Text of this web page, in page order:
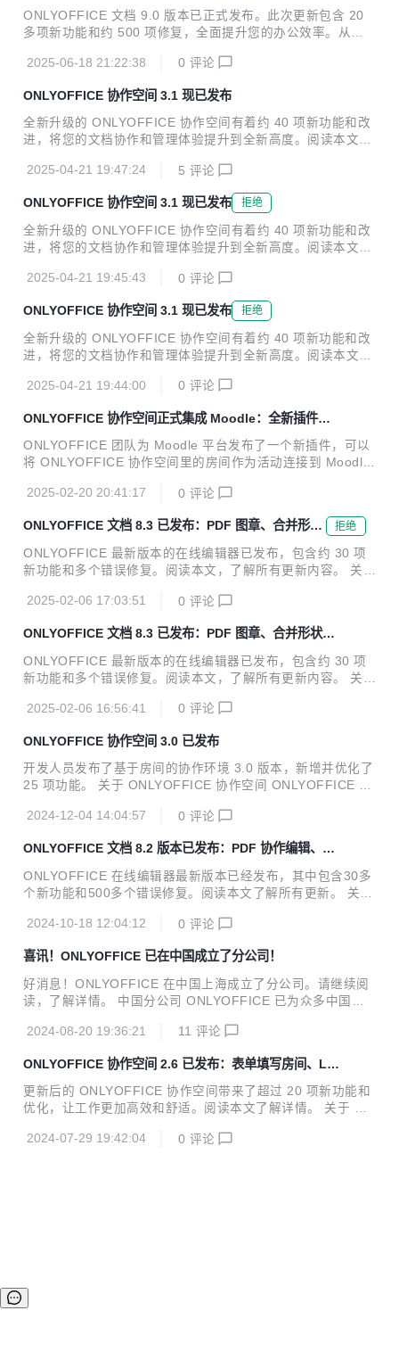
档、表格、幻灯片和 PDF 全新界面 在 9.0 版本中，您可以切
换到编辑器新添加的浅色和深色主题，使用全新主题界面。这
易用，提供现代直观的用户体验。 位置...
支持、AI 表格与宏等更新
ONLYOFFICE 文档 9.0 版本已正式发布。此次更新包含 20
多项新功能和约 500 项修复，全面提升您的办公效率。从全
发布将带来更加流畅的使用体验。阅读本文，了解详情。 关于
高级和安全的文档处理。坐拥全球超过 1500 万用户，ONLY
OFFICE 是在线办公领域的创新者。 ONLYOFFICE 办公套件
提供文本文档、电子表格、幻灯片、表单和 PDF 编辑器。ON
式化和样式工具，以...
2025-06-18 21:22:38 0 评论
ONLYOFFICE 协作空间 3.1 现已发布
全新升级的 ONLYOFFICE 协作空间有着约 40 项新功能和改
进，将您的文档协作和管理体验提升到全新高度。阅读本文，
个国际开源项目，专注于高级和安全的文档处理，可提供文本
文档、电子表格、幻灯片、表单和 PDF 编辑器。它高度兼容
微软 Office 格式，并提供数百种格式化和样式工具。目前 ON
LYOFFICE 有许多广受欢迎的插件，其中 AI 插件可支持连接
任意 AI 模型。 ONLYOFFICE 协作空间旨在提升办公文档和
承包商、赞助商等多方人员顺畅协作。该平...
2025-04-21 19:47:24 5 评论
ONLYOFFICE 协作空间 3.1 现已发布 拒绝
全新升级的 ONLYOFFICE 协作空间有着约 40 项新功能和改
进，将您的文档协作和管理体验提升到全新高度。阅读本文，
个国际开源项目，专注于高级和安全的文档处理，可提供文本
文档、电子表格、幻灯片、表单和 PDF 编辑器。它高度兼容
微软 Office 格式，并提供数百种格式化和样式工具。目前 ON
LYOFFICE 有许多广受欢迎的插件，其中 AI 插件可支持连接
任意 AI 模型。 ONLYOFFICE 协作空间旨在提升办公文档和
承包商、赞助商等多方人员顺畅协作。该平...
2025-04-21 19:45:43 0 评论
ONLYOFFICE 协作空间 3.1 现已发布 拒绝
全新升级的 ONLYOFFICE 协作空间有着约 40 项新功能和改
进，将您的文档协作和管理体验提升到全新高度。阅读本文，
个国际开源项目，专注于高级和安全的文档处理，可提供文本
微软 Office 格式，并提供数百种格式化和样式工具。目前 ON
LYOFFICE 有许多广受欢迎的插件，其中 AI 插件可支持连接
任意 AI 模型。 ONLYOFFICE 协作空间旨在提升办公文档和
承包商、赞助商等多方人员顺畅协作。该平...
2025-04-21 19:44:00 0 评论
ONLYOFFICE 协作空间正式集成 Moodle：全新插件发
布
ONLYOFFICE 团队为 Moodle 平台发布了一个新插件，可以
将 ONLYOFFICE 协作空间里的房间作为活动连接到 Moodle
写课程学习材料，而学生则有机会在不离开 Moodle 界面的情
况下查看和下载文件。 阅读本文了解更多信息。 关于 ONLY
OFFICE ONLYOFFICE 是一个国际开源项目，专注于高级和
安全的文档处理，可提供文本文档、电子表格、幻灯片、表单
和 PDF 编辑器。它高度兼容微软 Office 格式，并提供数百种
件，其中 AI 插件可支持连接...
2025-02-20 20:41:17 0 评论
ONLYOFFICE 文档 8.3 已发布：PDF 图章、合并形
状、更多格式支持等
拒绝
ONLYOFFICE 最新版本的在线编辑器已发布，包含约 30 项
新功能和多个错误修复。阅读本文，了解所有更新内容。 关于
高级和安全的文档处理。坐拥全球超过 1500 万用户，ONLY
提供文本文档、电子表格、幻灯片、表单和 PDF 编辑器。ON
LYOFFICE 文档高度兼容微软 Office 格式，并提供数百种格
式化和样式工具，以及多种协作功能。ONLYOFFICE 的编辑
聊天和版本历史等多种功能。...
2025-02-06 17:03:51 0 评论
ONLYOFFICE 文档 8.3 已发布：PDF 图章、合并形状、
更多格式支持等
ONLYOFFICE 最新版本的在线编辑器已发布，包含约 30 项
新功能和多个错误修复。阅读本文，了解所有更新内容。 关于
高级和安全的文档处理。坐拥全球超过 1500 万用户，ONLY
提供文本文档、电子表格、幻灯片、表单和 PDF 编辑器。ON
LYOFFICE 文档高度兼容微软 Office 格式，并提供数百种格
式化和样式工具，以及多种协作功能。ONLYOFFICE 的编辑
聊天和版本历史等多种功能。...
2025-02-06 16:56:41 0 评论
ONLYOFFICE 协作空间 3.0 已发布
开发人员发布了基于房间的协作环境 3.0 版本，新增并优化了
25 项功能。 关于 ONLYOFFICE 协作空间 ONLYOFFICE 协
与同事、客户、合作伙伴、承包商、赞助商等多方人员顺畅协
目目标组织清晰的文件结构。灵活的访问权限和用户角色设
置，可支持用户对整个或单独房间的访问权限调整。 ONLYO
FFICE 协作空间 3.0 版本有何更新 升级后的 ONLYOFFICE
类型、改进的用户房间和文件管理、面向开发人员和集成商的
2024-12-04 14:04:57 0 评论
ONLYOFFICE 文档 8.2 版本已发布：PDF 协作编辑、改
进界面、性能优化等更新
ONLYOFFICE 在线编辑器最新版本已经发布，其中包含30多
个新功能和500多个错误修复。阅读本文了解所有更新。 关于
高级和安全的文档处理。坐拥全球超过 1500 万用户，ONLY
提供文本文档、电子表格、幻灯片、表单和 PDF 编辑器。ON
LYOFFICE 文档高度兼容 OOXML 文件，并提供数百种格式
化和样式工具，以及多种协作功能。ONLYOFFICE 的编辑器
天和版本历史等多种功能。 该办...
2024-10-18 12:04:12 0 评论
喜讯！ONLYOFFICE 已在中国成立了分公司！
好消息！ONLYOFFICE 在中国上海成立了分公司。请继续阅
读，了解详情。 中国分公司 ONLYOFFICE 已为众多中国用
档、电子表格、演示文稿、表单、PDF和电子书。还提供文件
年，ONLYOFFICE 在中国正式注册了商标，获得了许多兼容
性证书、建立合作伙伴关系、发布学生项目、集成中文人工智
能等等。现在，这一刻已经到来——他们正式成立了在中国的
的方式与团队互动。 企业名称： 阿森西噢信息技术（上海）
2024-08-20 19:36:21 11 评论
ONLYOFFICE 协作空间 2.6 已发布：表单填写房间、LD
AP、优化房间和文件管理等
更新后的 ONLYOFFICE 协作空间带来了超过 20 项新功能和
优化，让工作更加高效和舒适。阅读本文了解详情。 关于 ON
公平台，不仅能够在线使用所有编辑功能，还能在线储存文
2024-07-29 19:42:04 0 评论